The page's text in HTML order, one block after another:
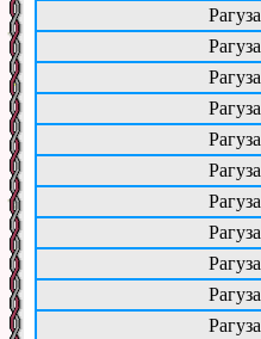
Рагуза
Рагуза
Рагуза
Рагуза
Рагуза
Рагуза
Рагуза
Рагуза
Рагуза
Рагуза
Рагуза